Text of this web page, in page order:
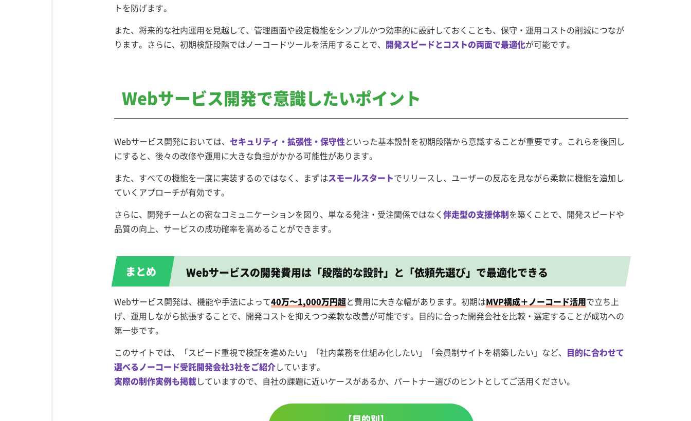
トを防げます。
また、将来的な社内運用を見越して、管理画面や設定機能をシンプルかつ効率的に設計しておくことも、保守・運用コストの削減につなが
ります。さらに、初期検証段階ではノーコードツールを活用することで、 開発スピードとコストの両面で最適化が可能です。
Webサービス開発で意識したいポイント
Webサービス開発においては、 セキュリティ・拡張性・保守性といった基本設計を初期段階から意識することが重要です。これらを後回し
にすると、後々の改修や運用に大きな負担がかかる可能性があります。
また、すべての機能を一度に実装するのではなく、まずはスモールスタートでリリースし、ユーザーの反応を見ながら柔軟に機能を追加し
ていくアプローチが有効です。
さらに、開発チームとの密なコミュニケーションを図り、単なる発注・受注関係ではなく 伴走型の支援体制を築くことで、開発スピードや
品質の向上、サービスの成功確率を高めることができます。
Webサービスの開発費用は「段階的な設計」と「依頼先選び」で最適化できる
Webサービス開発は、機能や手法によって40万〜1,000万円超と費用に大きな幅があります。初期はMVP構成＋ノーコード活用で立ち上
げ、運用しながら拡張することで、開発コストを抑えつつ柔軟な改善が可能です。目的に合った開発会社を比較・選定することが成功への
第一歩です。
このサイトでは、「スピード重視で検証を進めたい」「社内業務を仕組み化したい」「会員制サイトを構築したい」など、 目的に合わせて
選べるノーコード受託開発会社3社をご紹介しています。
実際の制作実例も掲載していますので、自社の課題に近いケースがあるか、パートナー選びのヒントとしてご活用ください。